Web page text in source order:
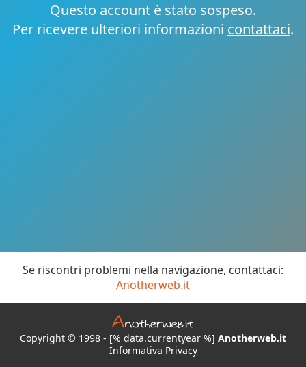
Questo account è stato sospeso.
Per ricevere ulteriori informazioni contattaci.
Se riscontri problemi nella navigazione, contattaci:
Anotherweb.it
Copyright © 1998 - [% data.currentyear %] Anotherweb.it
Informativa Privacy